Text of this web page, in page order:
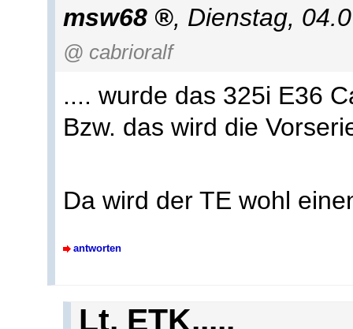
msw68 , Dienstag,
@ cabrioralf
.... wurde das 325i E36
Bzw. das wird die
Da wird der TE wohl
antworten
Lt. ETK.....